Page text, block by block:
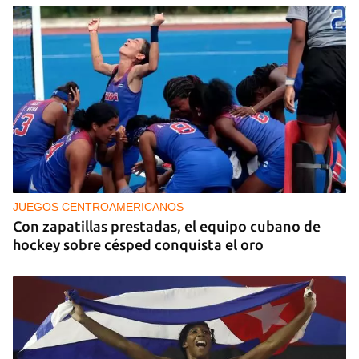
JUEGOS CENTROAMERICANOS
Con zapatillas prestadas, el equipo cubano de
hockey sobre césped conquista el oro